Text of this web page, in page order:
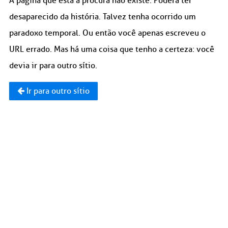
desaparecido da história. Talvez tenha ocorrido um
paradoxo temporal. Ou então você apenas escreveu o
URL errado. Mas há uma coisa que tenho a certeza: você
devia ir para outro sítio.
Ir para outro sítio